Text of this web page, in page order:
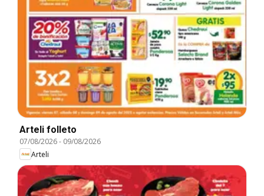
Arteli folleto
07/08/2026- 09/08/2026
Arteli